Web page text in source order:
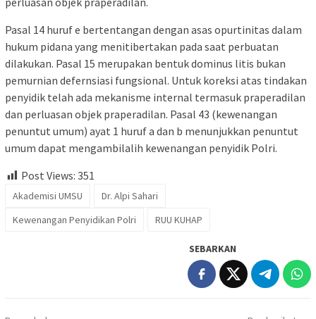
Pasal 14 huruf e bertentangan dengan asas opurtinitas dalam
hukum pidana yang menitibertakan pada saat perbuatan
dilakukan. Pasal 15 merupakan bentuk dominus litis bukan
pemurnian defernsiasi fungsional. Untuk koreksi atas tindakan
penyidik telah ada mekanisme internal termasuk praperadilan
dan perluasan objek praperadilan. Pasal 43 (kewenangan
penuntut umum) ayat 1 huruf a dan b menunjukkan penuntut
umum dapat mengambilalih kewenangan penyidik Polri.
Post Views: 351
Akademisi UMSU
Dr. Alpi Sahari
Kewenangan Penyidikan Polri
RUU KUHAP
SEBARKAN